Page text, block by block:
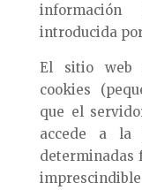
introducida
El sitio web
cookies
que el
accede a la
determinadas